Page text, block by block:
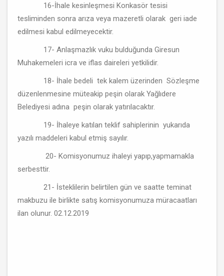
16-İhale kesinleşmesi Konkasör tesisi
tesliminden sonra arıza veya mazeretli olarak geri iade
edilmesi kabul edilmeyecektir.
17- Anlaşmazlık vuku bulduğunda Giresun
Muhakemeleri icra ve iflas daireleri yetkilidir.
18- İhale bedeli tek kalem üzerinden Sözleşme
düzenlenmesine müteakip peşin olarak Yağlıdere
Belediyesi adına peşin olarak yatırılacaktır.
19- İhaleye katılan teklif sahiplerinin yukarıda
yazılı maddeleri kabul etmiş sayılır.
20- Komisyonumuz ihaleyi yapıp,yapmamakla
serbesttir.
21- İsteklilerin belirtilen gün ve saatte teminat
makbuzu ile birlikte satış komisyonumuza müracaatları
ilan olunur. 02.12.2019